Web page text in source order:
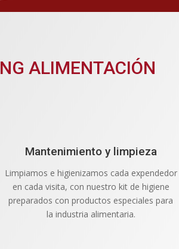
ALIMENTACIÓN
Mantenimiento y limpieza
Limpiamos e higienizamos cada expendedor
en cada visita, con nuestro kit de higiene
preparados con productos especiales para
la industria alimentaria.